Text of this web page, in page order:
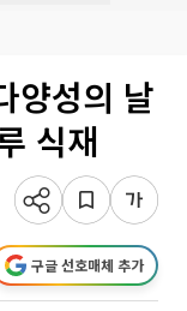
양성의 날
식재
구글 선호매체 추가